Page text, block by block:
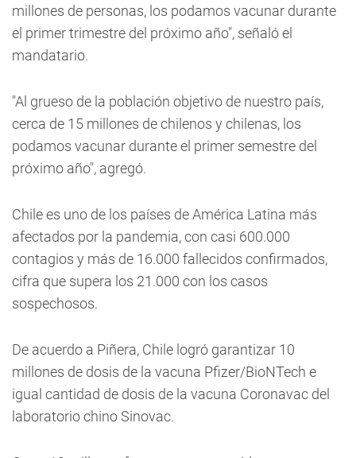
millones de personas, los podamos vacunar durante
el primer trimestre del próximo año", señaló el
mandatario.
"Al grueso de la población objetivo de nuestro país,
cerca de 15 millones de chilenos y chilenas, los
podamos vacunar durante el primer semestre del
próximo año", agregó.
Chile es uno de los países de América Latina más
afectados por la pandemia, con casi 600.000
contagios y más de 16.000 fallecidos confirmados,
cifra que supera los 21.000 con los casos
sospechosos.
De acuerdo a Piñera, Chile logró garantizar 10
millones de dosis de la vacuna Pfizer/BioNTech e
igual cantidad de dosis de la vacuna Coronavac del
laboratorio chino Sinovac.